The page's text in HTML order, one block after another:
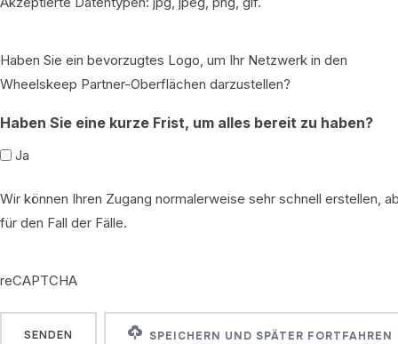
Haben Sie ein bevorzugtes Logo, um Ihr Netzwerk in den
Wheelskeep Partner-Oberflächen darzustellen?
Haben Sie eine kurze Frist, um alles bereit zu haben?
Ja
Wir können Ihren Zugang normalerweise sehr schnell erstellen,
für den Fall der Fälle.
reCAPTCHA
SPEICHERN UND SPÄTER FORTFAHREN